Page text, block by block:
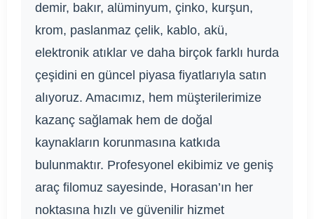
demir, bakır, alüminyum, çinko, kurşun,
krom, paslanmaz çelik, kablo, akü,
elektronik atıklar ve daha birçok farklı hurda
çeşidini en güncel piyasa fiyatlarıyla satın
alıyoruz. Amacımız, hem müşterilerimize
kazanç sağlamak hem de doğal
kaynakların korunmasına katkıda
bulunmaktır. Profesyonel ekibimiz ve geniş
araç filomuz sayesinde, Horasan’ın her
noktasına hızlı ve güvenilir hizmet